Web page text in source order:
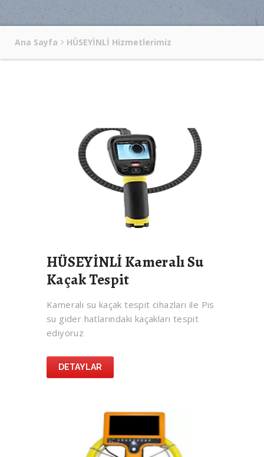
Ana Sayfa HÜSEYİNLİ Hizmetlerimiz
HÜSEYİNLİ Kameralı Su
Kaçak Tespit
Kameralı su kaçak tespit cihazları ile Pis
su gider hatlarındaki kaçakları tespit
ediyoruz
DETAYLAR